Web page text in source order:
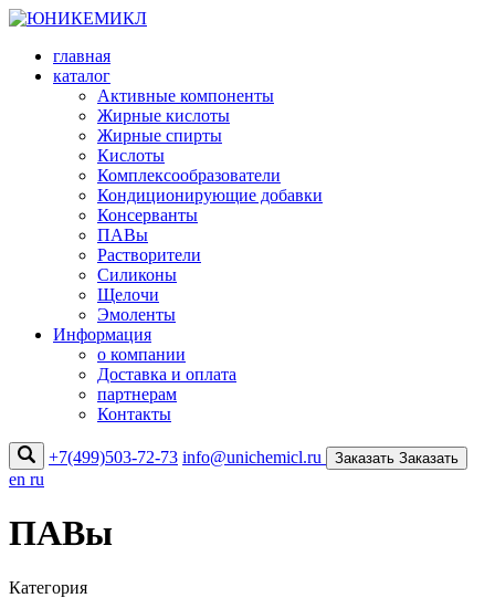
главная
каталог
Активные компоненты
Жирные кислоты
Жирные спирты
Кислоты
Комплексообразователи
Кондиционирующие добавки
Консерванты
ПАВы
Растворители
Силиконы
Щелочи
Эмоленты
Информация
о компании
Доставка и оплата
партнерам
Контакты
+7(499)503-72-73 info@unichemicl.ru Заказать Заказать
en ru
ПАВы
Категория